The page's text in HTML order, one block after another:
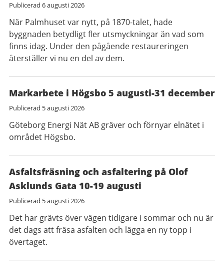
Publicerad 6 augusti 2026
När Palmhuset var nytt, på 1870-talet, hade
byggnaden betydligt fler utsmyckningar än vad som
finns idag. Under den pågående restaureringen
återställer vi nu en del av dem.
Markarbete i Högsbo 5 augusti-31 december
Publicerad 5 augusti 2026
Göteborg Energi Nät AB gräver och förnyar elnätet i
området Högsbo.
Asfaltsfräsning och asfaltering på Olof
Asklunds Gata 10-19 augusti
Publicerad 5 augusti 2026
Det har grävts över vägen tidigare i sommar och nu är
det dags att fräsa asfalten och lägga en ny topp i
övertaget.